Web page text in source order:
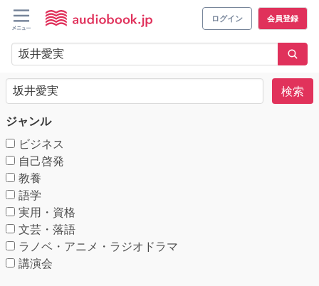
ログイン 会員登録
検索
ジャンル
ビジネス
自己啓発
教養
語学
実用・資格
文芸・落語
ラノベ・アニメ・ラジオドラマ
講演会